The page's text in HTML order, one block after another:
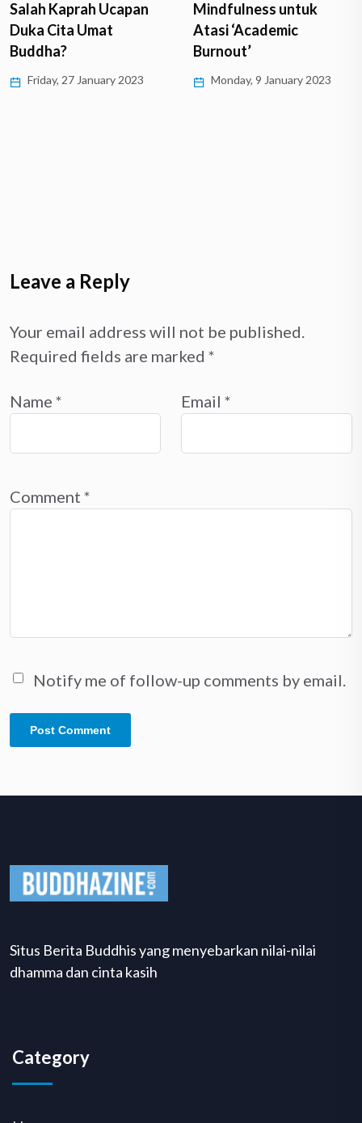
Salah Kaprah Ucapan
Duka Cita Umat
Buddha?
Friday, 27 January 2023
Mindfulness untuk
Atasi ‘Academic
Burnout’
Monday, 9 January 2023
Leave a Reply
Your email address will not be published.
Required fields are marked *
Name * Email *
Comment *
Notify me of follow-up comments by email.
Situs Berita Buddhis yang menyebarkan nilai-nilai
dhamma dan cinta kasih
Category